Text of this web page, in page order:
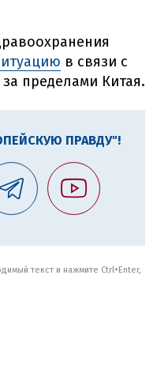
в связи с
пределами Китая.
ПРАВДУ"!
текст и нажмите Ctrl+Enter,